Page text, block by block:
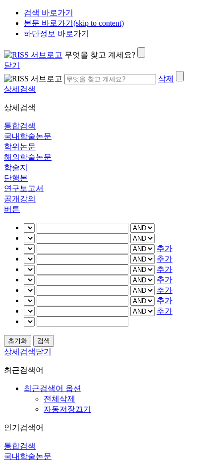
검색 바로가기
본문 바로가기(skip to content)
하단정보 바로가기
무엇을 찾고 계세요?
닫기
삭제
상세검색
상세검색
통합검색
국내학술논문
학위논문
해외학술논문
학술지
단행본
연구보고서
공개강의
버튼
추가
추가
추가
추가
추가
추가
추가
상세검색닫기
최근검색어
최근검색어 옵션
전체삭제
자동저장끄기
인기검색어
통합검색
국내학술논문